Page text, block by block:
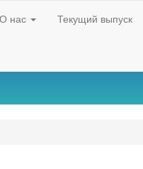
О нас Текущий выпуск